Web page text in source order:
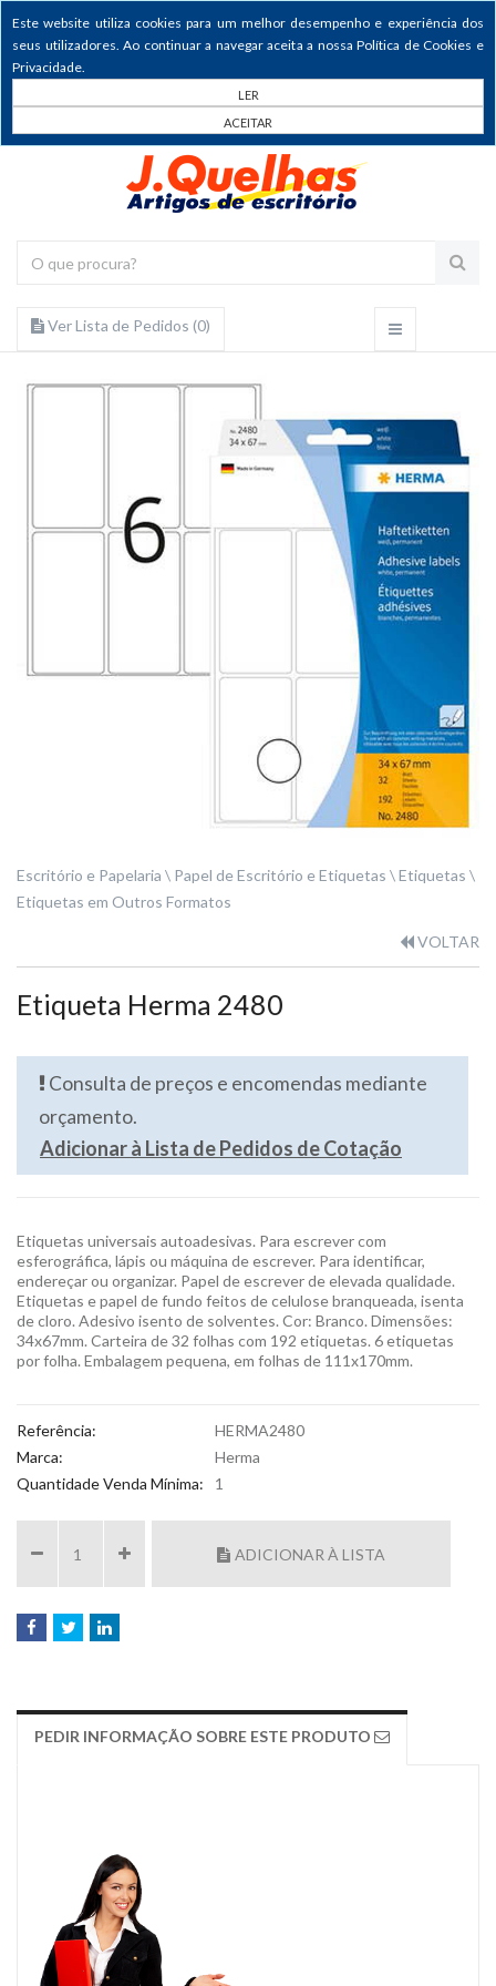
Este website utiliza cookies para um melhor desempenho e experiência dos
seus utilizadores. Ao continuar a navegar aceita a nossa Política de Cookies e
Privacidade.
LER
ACEITAR
Ver Lista de Pedidos (0)
Escritório e Papelaria Papel de Escritório e Etiquetas
Etiquetas
Etiquetas em Outros Formatos
VOLTAR
Etiqueta Herma 2480
Consulta de preços e encomendas mediante
orçamento.
Adicionar à Lista de Pedidos de Cotação
Etiquetas universais autoadesivas. Para escrever com
esferográfica, lápis ou máquina de escrever. Para identificar,
endereçar ou organizar. Papel de escrever de elevada qualidade.
Etiquetas e papel de fundo feitos de celulose branqueada, isenta
de cloro. Adesivo isento de solventes. Cor: Branco. Dimensões:
34x67mm. Carteira de 32 folhas com 192 etiquetas. 6 etiquetas
por folha. Embalagem pequena, em folhas de 111x170mm.
Referência:
HERMA2480
Marca:
Herma
Quantidade Venda Mínima:
1
ADICIONAR À LISTA
PEDIR INFORMAÇÃO SOBRE ESTE PRODUTO